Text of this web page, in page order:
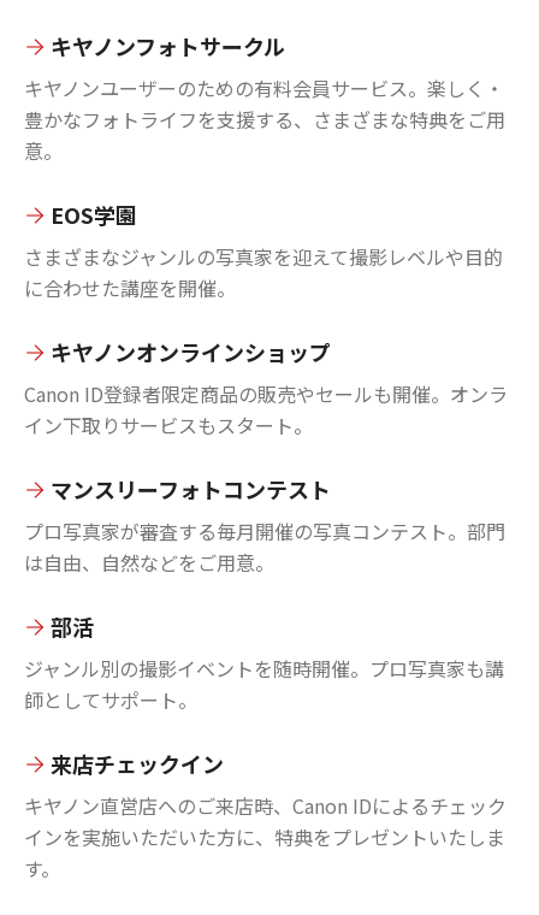
キヤノンフォトサークル
キヤノンユーザーのための有料会員サービス。楽しく・
豊かなフォトライフを支援する、さまざまな特典をご用
意。
EOS学園
さまざまなジャンルの写真家を迎えて撮影レベルや目的
に合わせた講座を開催。
キヤノンオンラインショップ
Canon ID登録者限定商品の販売やセールも開催。オンラ
イン下取りサービスもスタート。
マンスリーフォトコンテスト
プロ写真家が審査する毎月開催の写真コンテスト。部門
は自由、自然などをご用意。
部活
ジャンル別の撮影イベントを随時開催。プロ写真家も講
師としてサポート。
来店チェックイン
キヤノン直営店へのご来店時、Canon IDによるチェック
インを実施いただいた方に、特典をプレゼントいたしま
す。